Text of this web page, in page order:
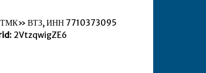
ВТЗ, ИНН 7710373095
2VtzqwigZE6